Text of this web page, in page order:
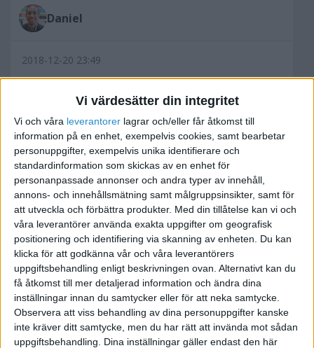
Vi värdesätter din integritet
Vi och våra leverantorer lagrar och/eller får åtkomst till
information på en enhet, exempelvis cookies, samt bearbetar
personuppgifter, exempelvis unika identifierare och
standardinformation som skickas av en enhet för
personanpassade annonser och andra typer av innehåll,
annons- och innehållsmätning samt målgruppsinsikter, samt för
att utveckla och förbättra produkter. Med din tillåtelse kan vi och
våra leverantörer använda exakta uppgifter om geografisk
positionering och identifiering via skanning av enheten. Du kan
klicka för att godkänna vår och våra leverantörers
uppgiftsbehandling enligt beskrivningen ovan. Alternativt kan du
få åtkomst till mer detaljerad information och ändra dina
inställningar innan du samtycker eller för att neka samtycke.
Observera att viss behandling av dina personuppgifter kanske
inte kräver ditt samtycke, men du har rätt att invända mot sådan
uppgiftsbehandling. Dina inställningar gäller endast den här
Daniel
2018-12-20 23:49
Svåra frågor, kan göra ett försök:
1. Baserat på omsättning, antal anställda (osv) så
tror jag att vi här har ett attraktivt pris till dig
2. Denna frågan är lite luddig och svaret kommer
bli än luddigare. Det du kan marknadsföra är
tidigare kunder som referenser, exempelvis "när
företag X körde en kampanj såg man en ökning
av leads med 300%"
Jag kan väl säga att som kund tar jag sådant med
en nypa salt och lever efter devisen att man
betalar efter resultat. Det har gjort att många
företag försvunnit från radarn men istället får